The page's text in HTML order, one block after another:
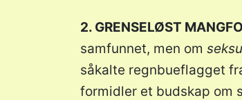
2. GRENSELØST
samfunnet, men om
såkalte regnbueflagget
formidler et budskap om